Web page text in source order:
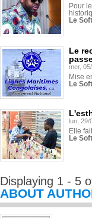
Pour
Le
Le
mer,
Mise
Le
lun, 29/
Elle
Le
Displaying 1 - 5
ABOUT